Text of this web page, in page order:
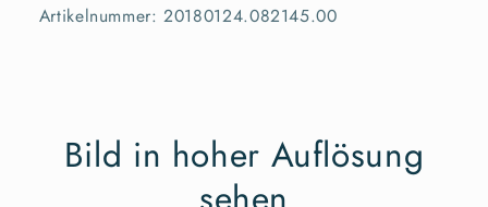
Artikelnummer: 20180124.082145.00
Bild in hoher Auflösung